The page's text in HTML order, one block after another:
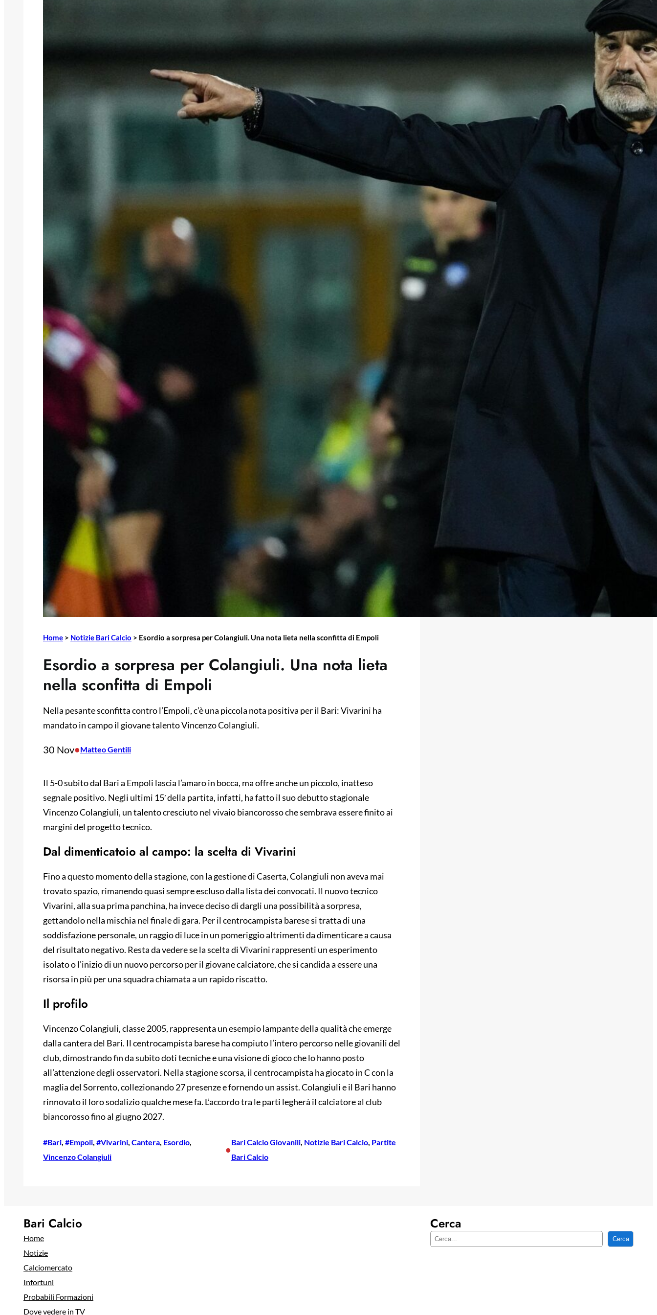
Home > Notizie Bari Calcio > Esordio a sorpresa per Colangiuli. Una nota lieta nella sconfitta di Empoli
Esordio a sorpresa per Colangiuli. Una nota lieta
nella sconfitta di Empoli
Nella pesante sconfitta contro l’Empoli, c’è una piccola nota positiva per il Bari: Vivarini ha
mandato in campo il giovane talento Vincenzo Colangiuli.
30 Nov•Matteo Gentili
Il 5-0 subito dal Bari a Empoli lascia l’amaro in bocca, ma offre anche un piccolo, inatteso
segnale positivo. Negli ultimi 15′ della partita, infatti, ha fatto il suo debutto stagionale
Vincenzo Colangiuli, un talento cresciuto nel vivaio biancorosso che sembrava essere finito ai
margini del progetto tecnico.
Dal dimenticatoio al campo: la scelta di Vivarini
Fino a questo momento della stagione, con la gestione di Caserta, Colangiuli non aveva mai
trovato spazio, rimanendo quasi sempre escluso dalla lista dei convocati. Il nuovo tecnico
Vivarini, alla sua prima panchina, ha invece deciso di dargli una possibilità a sorpresa,
gettandolo nella mischia nel finale di gara. Per il centrocampista barese si tratta di una
soddisfazione personale, un raggio di luce in un pomeriggio altrimenti da dimenticare a causa
del risultato negativo. Resta da vedere se la scelta di Vivarini rappresenti un esperimento
isolato o l’inizio di un nuovo percorso per il giovane calciatore, che si candida a essere una
risorsa in più per una squadra chiamata a un rapido riscatto.
Il profilo
Vincenzo Colangiuli, classe 2005, rappresenta un esempio lampante della qualità che emerge
dalla cantera del Bari. Il centrocampista barese ha compiuto l’intero percorso nelle giovanili del
club, dimostrando fin da subito doti tecniche e una visione di gioco che lo hanno posto
all’attenzione degli osservatori. Nella stagione scorsa, il centrocampista ha giocato in C con la
maglia del Sorrento, collezionando 27 presenze e fornendo un assist. Colangiuli e il Bari hanno
rinnovato il loro sodalizio qualche mese fa. L’accordo tra le parti legherà il calciatore al club
biancorosso fino al giugno 2027.
#Bari, #Empoli, #Vivarini, Cantera, Esordio
Vincenzo Colangiuli
•
Bari Calcio Giovanili, Notizie Bari Calcio, Partite
Bari Calcio
Ripescaggio in Serie B per il Bari: la
speranza è legata alla crisi della Juve
Futuro Bari, Leccese a De Laurentiis:
“Serve un piano industriale serio,
non siamo una seconda squadra”
27 Maggio 2026
Bari Calcio
Home
Notizie
Calciomercato
Infortuni
Probabili Formazioni
Dove vedere in TV
Cerca
C
Cerca